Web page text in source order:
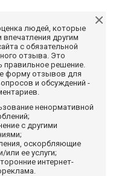
людей, которые
другим
с обязательной
отзыва. Это
правильное решение.
форму отзывов для
и обсуждений -
ненормативной
с другими
оскорбляющие
или ее услуги;
интернет-